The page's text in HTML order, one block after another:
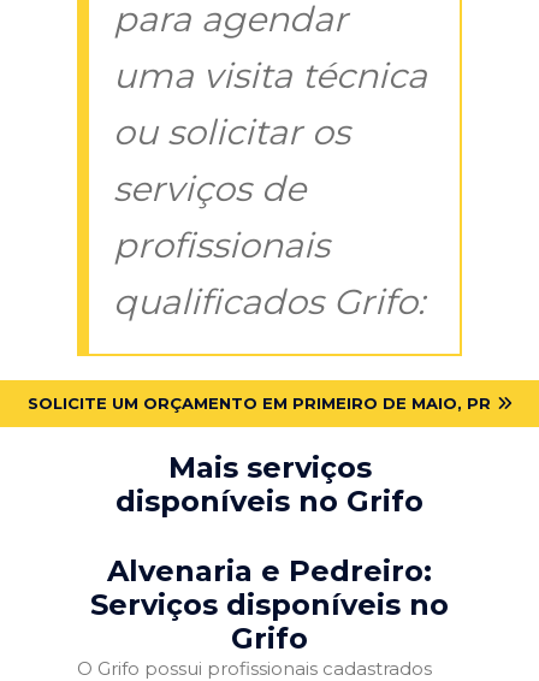
para agendar
uma visita técnica
ou solicitar os
serviços de
profissionais
qualificados Grifo:
SOLICITE UM ORÇAMENTO EM PRIMEIRO DE MAIO, PR
Mais serviços
disponíveis no Grifo
Alvenaria e Pedreiro:
Serviços disponíveis no
Grifo
O Grifo possui profissionais cadastrados